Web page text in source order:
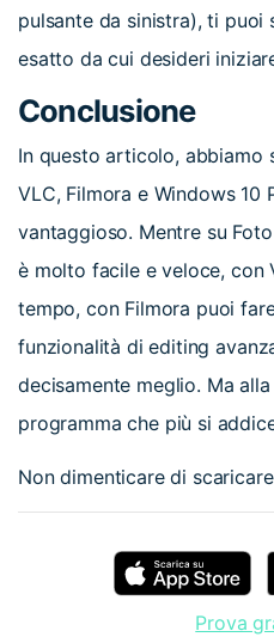
pulsante da sinistra), ti
esatto da cui desideri
Conclusione
In questo articolo, abbiamo
VLC, Filmora e Windows 10
vantaggioso. Mentre su
è molto facile e veloce, con
tempo, con Filmora puoi
funzionalità di editing
decisamente meglio. Ma
programma che più si
Non dimenticare di
Prova